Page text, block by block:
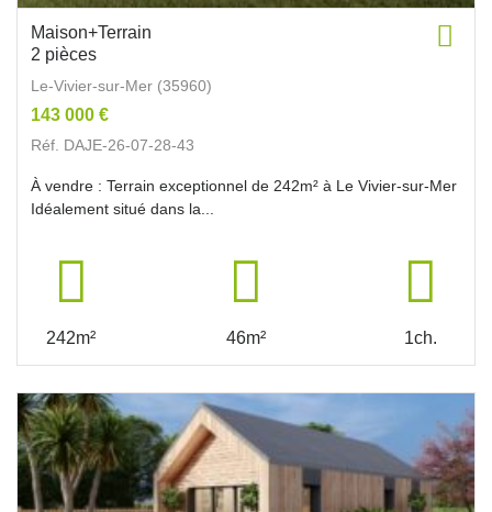
Maison+Terrain
2 pièces
Le-Vivier-sur-Mer (35960)
143 000 €
Réf. DAJE-26-07-28-43
À vendre : Terrain exceptionnel de 242m² à Le Vivier-sur-Mer
Idéalement situé dans la...
242m² 46m² 1ch.